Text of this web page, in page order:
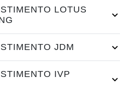
LOTUS
JDM
IVP